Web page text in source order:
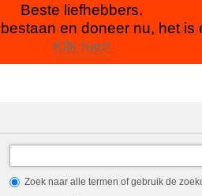
Beste liefhebbers.
en doneer nu, het is
Klik hier!
Zoek naar alle termen of gebruik de